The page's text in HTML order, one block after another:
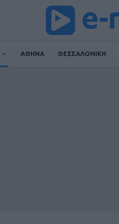
ΑΘΗΝΑ ΘΕΣΣΑΛΟΝΙΚΗ